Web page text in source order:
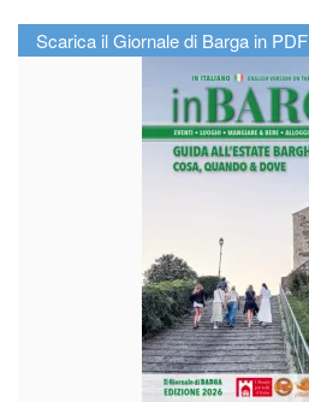
Scarica il Giornale di Barga in PDF